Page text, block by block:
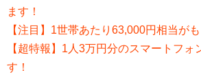
ます！
【注目】1世帯あたり63,000円相当が
【超特報】1人3万円分のスマートフォ
す！